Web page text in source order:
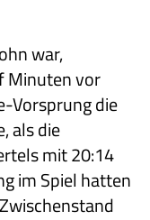
war,
Minuten vor
Vorsprung die
als die
mit 20:14
im Spiel hatten